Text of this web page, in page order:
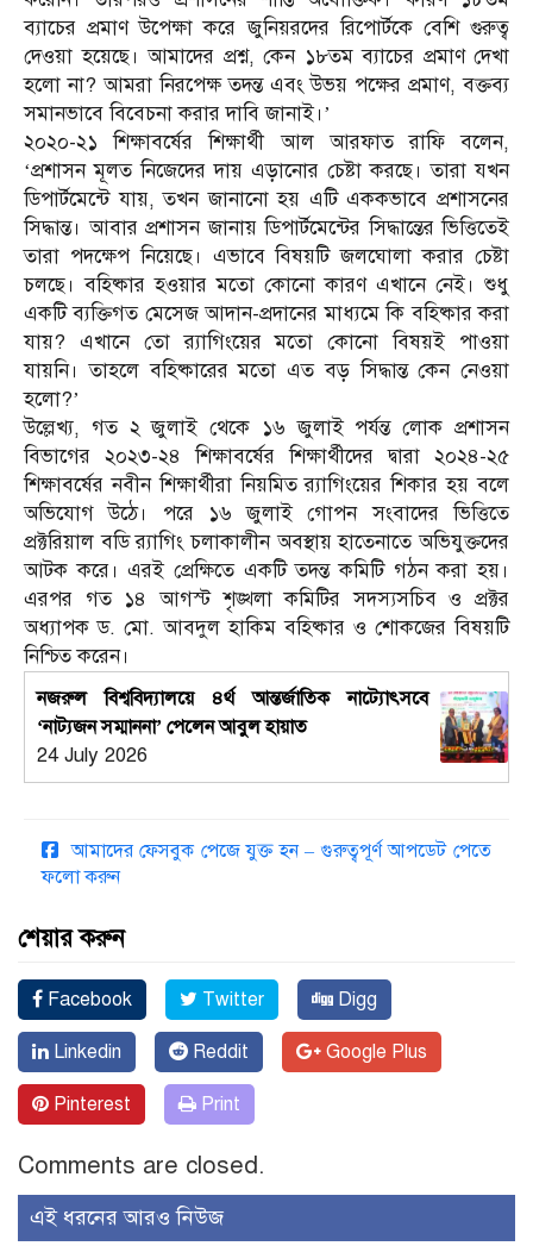
ব্যাচের প্রমাণ উপেক্ষা করে জুনিয়রদের রিপোর্টকে বেশি গুরুত্ব
দেওয়া হয়েছে। আমাদের প্রশ্ন, কেন ১৮তম ব্যাচের প্রমাণ দেখা
হলো না? আমরা নিরপেক্ষ তদন্ত এবং উভয় পক্ষের প্রমাণ, বক্তব্য
সমানভাবে বিবেচনা করার দাবি জানাই।’
২০২০-২১ শিক্ষাবর্ষের শিক্ষার্থী আল আরফাত রাফি বলেন,
‘প্রশাসন মূলত নিজেদের দায় এড়ানোর চেষ্টা করছে। তারা যখন
ডিপার্টমেন্টে যায়, তখন জানানো হয় এটি এককভাবে প্রশাসনের
সিদ্ধান্ত। আবার প্রশাসন জানায় ডিপার্টমেন্টের সিদ্ধান্তের ভিত্তিতেই
তারা পদক্ষেপ নিয়েছে। এভাবে বিষয়টি জলঘোলা করার চেষ্টা
চলছে। বহিষ্কার হওয়ার মতো কোনো কারণ এখানে নেই। শুধু
একটি ব্যক্তিগত মেসেজ আদান-প্রদানের মাধ্যমে কি বহিষ্কার করা
যায়? এখানে তো র‍্যাগিংয়ের মতো কোনো বিষয়ই পাওয়া
যায়নি। তাহলে বহিষ্কারের মতো এত বড় সিদ্ধান্ত কেন নেওয়া
হলো?’
উল্লেখ্য, গত ২ জুলাই থেকে ১৬ জুলাই পর্যন্ত লোক প্রশাসন
বিভাগের ২০২৩-২৪ শিক্ষাবর্ষের শিক্ষার্থীদের দ্বারা ২০২৪-২৫
শিক্ষাবর্ষের নবীন শিক্ষার্থীরা নিয়মিত র‍্যাগিংয়ের শিকার হয় বলে
অভিযোগ উঠে। পরে ১৬ জুলাই গোপন সংবাদের ভিত্তিতে
প্রক্টরিয়াল বডি র‍্যাগিং চলাকালীন অবস্থায় হাতেনাতে অভিযুক্তদের
আটক করে। এরই প্রেক্ষিতে একটি তদন্ত কমিটি গঠন করা হয়।
এরপর গত ১৪ আগস্ট শৃঙ্খলা কমিটির সদস্যসচিব ও প্রক্টর
অধ্যাপক ড. মো. আবদুল হাকিম বহিষ্কার ও শোকজের বিষয়টি
নিশ্চিত করেন।
নজরুল বিশ্ববিদ্যালয়ে ৪র্থ আন্তর্জাতিক নাট্যোৎসবে
‘নাট্যজন সম্মাননা’ পেলেন আবুল হায়াত
24 July 2026
আমাদের ফেসবুক পেজে যুক্ত হন – গুরুত্বপূর্ণ আপডেট পেতে
ফলো করুন
শেয়ার করুন
Facebook Twitter Digg
Linkedin Reddit Google Plus
Pinterest Print
Comments are closed.
এই ধরনের আরও নিউজ